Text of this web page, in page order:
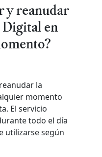
y reanudar
en
la
momento
El servicio
todo el día
utilizarse según